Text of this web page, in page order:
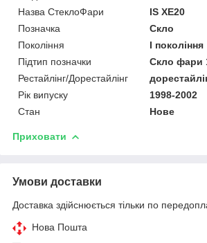
Назва СтеклоФари
IS XE20
Позначка
Скло
Покоління
I покоління
Підтип позначки
Скло фари
Рестайлінг/Дорестайлінг
Рік випуску
1998-2002
Стан
Нове
Приховати
Умови доставки
Доставка здійснюється тільки по
Нова Пошта